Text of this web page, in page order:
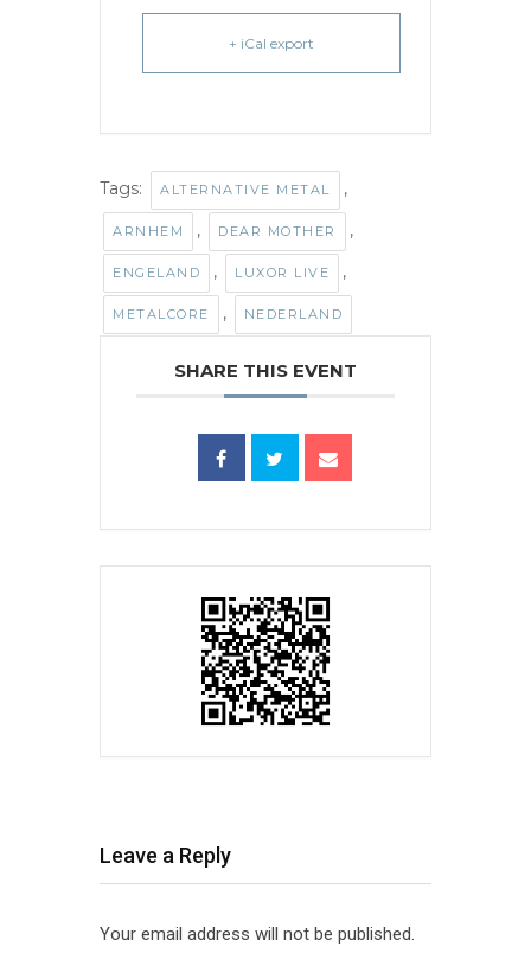
+ iCal export
Tags: ALTERNATIVE METAL ,
ARNHEM , DEAR MOTHER ,
ENGELAND , LUXOR LIVE ,
METALCORE , NEDERLAND
SHARE THIS EVENT
Leave a Reply
Your email address will not be published.